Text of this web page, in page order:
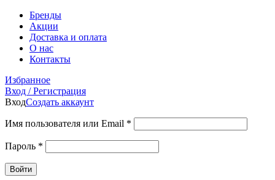
Бренды
Акции
Доставка и оплата
О нас
Контакты
Избранное
Вход / Регистрация
ВходСоздать аккаунт
Имя пользователя или Email *
Пароль *
Войти